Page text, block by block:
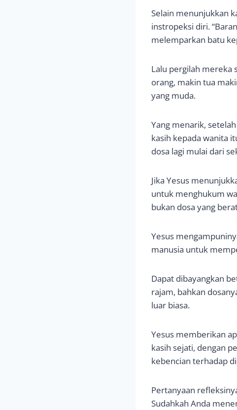
Selain menunjukkan
instropeksi diri.
melemparkan batu
Lalu pergilah mereka
orang, makin tua
yang muda.
Yang menarik,
kasih kepada wanita
dosa lagi mulai dari
Jika Yesus
untuk menghukum
bukan dosa yang
Yesus
manusia untuk
Dapat dibayangkan
rajam, bahkan
luar biasa.
Yesus memberikan
kasih sejati, dengan
kebencian terhadap
Pertanyaan
Sudahkah Anda